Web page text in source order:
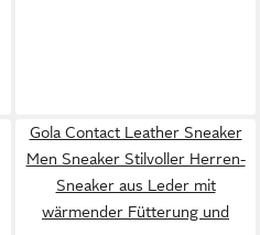
Gola Contact Leather Sneaker
Men Sneaker Stilvoller Herren-
Sneaker aus Leder mit
wärmender Fütterung und